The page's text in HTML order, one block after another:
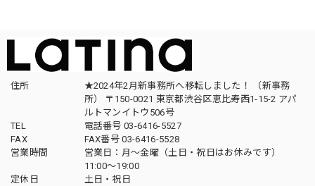
住所
★2024年2月新事務所へ移転しました！ （新事務
所） 〒150-0021 東京都渋谷区恵比寿西1-15-2 アパ
ルトマンイトウ506号
TEL
電話番号 03-6416-5527
FAX
FAX番号 03-6416-5528
営業時間
営業日：月〜金曜（土日・祝日はお休みです）
11:00〜19:00
定休日
土日・祝日